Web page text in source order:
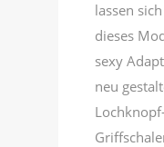
lassen
dieses
sexy
neu